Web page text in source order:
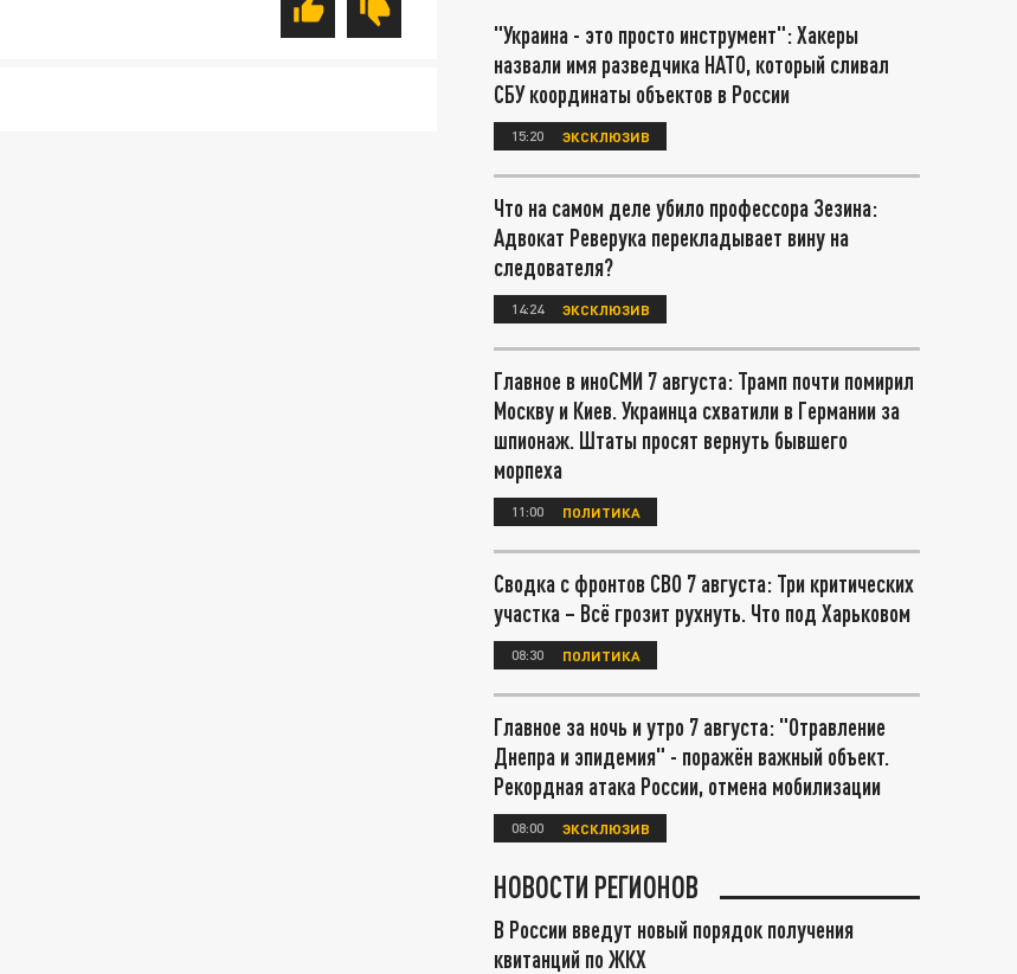
"Украина - это просто инструмент": Хакеры
назвали имя разведчика НАТО, который сливал
СБУ координаты объектов в России
15:20 ЭКСКЛЮЗИВ
Что на самом деле убило профессора Зезина:
Адвокат Реверука перекладывает вину на
следователя?
14:24 ЭКСКЛЮЗИВ
Главное в иноСМИ 7 августа: Трамп почти помирил
Москву и Киев. Украинца схватили в Германии за
шпионаж. Штаты просят вернуть бывшего
морпеха
11:00 ПОЛИТИКА
Сводка с фронтов СВО 7 августа: Три критических
участка – Всё грозит рухнуть. Что под Харьковом
08:30 ПОЛИТИКА
Главное за ночь и утро 7 августа: "Отравление
Днепра и эпидемия" - поражён важный объект.
Рекордная атака России, отмена мобилизации
08:00 ЭКСКЛЮЗИВ
НОВОСТИ РЕГИОНОВ
В России введут новый порядок получения
квитанций по ЖКХ